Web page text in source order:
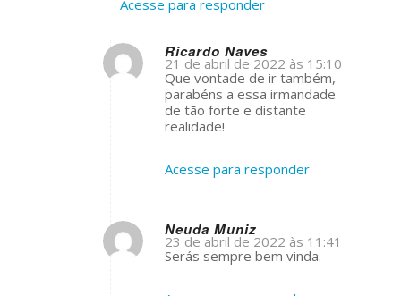
Acesse para responder
Ricardo Naves
s
21 de abril de 2022 às 15:10
Que vontade de ir também,
parabéns a essa irmandade
de tão forte e distante
realidade!
Acesse para responder
Neuda Muniz
s
23 de abril de 2022 às 11:41
Serás sempre bem vinda.